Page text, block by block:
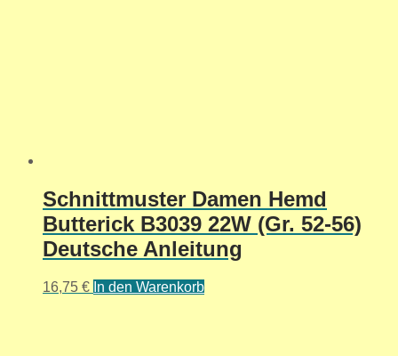
Schnittmuster Damen Hemd
Butterick B3039 22W (Gr. 52-56)
Deutsche Anleitung
16,75 € In den Warenkorb